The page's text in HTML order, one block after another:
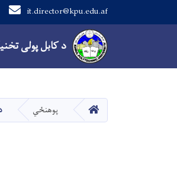
د کابل پولی
it.director@kpu.edu.af
Main navigation
د کابل پولی
کور پوهنځي